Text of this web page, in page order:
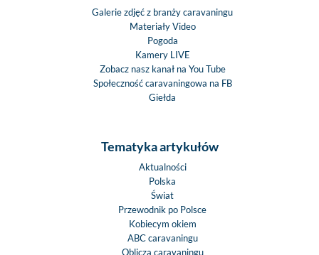
Galerie zdjęć z branży caravaningu
Materiały Video
Pogoda
Kamery LIVE
Zobacz nasz kanał na You Tube
Społeczność caravaningowa na FB
Giełda
Tematyka artykułów
Aktualności
Polska
Świat
Przewodnik po Polsce
Kobiecym okiem
ABC caravaningu
Oblicza caravaningu